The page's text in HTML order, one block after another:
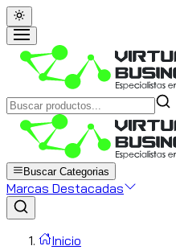
Buscar Categorias
Marcas Destacadas
Inicio